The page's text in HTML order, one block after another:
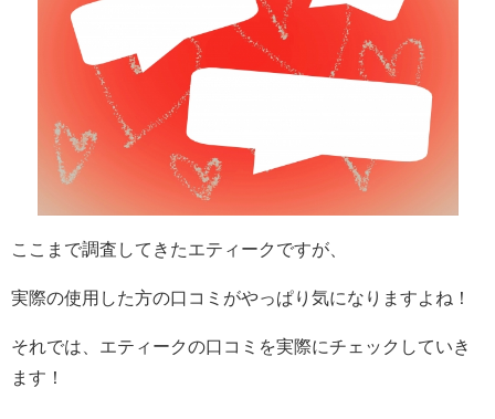
ここまで調査してきたエティークですが、
実際の使用した方の口コミがやっぱり気になりますよね！
それでは、エティークの口コミを実際にチェックしていき
ます！